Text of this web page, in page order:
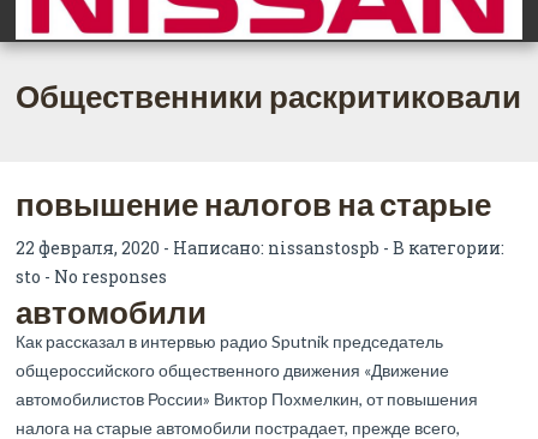
Общественники раскритиковали
повышение налогов на старые
автомобили
22 февраля, 2020 - Написано: nissanstospb - В категории:
sto - No responses
Как рассказал в интервью радио Sputnik председатель
общероссийского общественного движения «Движение
автомобилистов России» Виктор Похмелкин, от повышения
налога на старые автомобили пострадает, прежде всего,